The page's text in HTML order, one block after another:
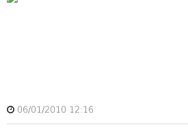
პოლიტიკა
მოდი, ვილაპარაკოთ
06/01/2010 12:16